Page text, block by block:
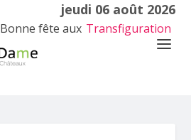
jeudi 06 août 2026
Bonne fête aux Transfiguration